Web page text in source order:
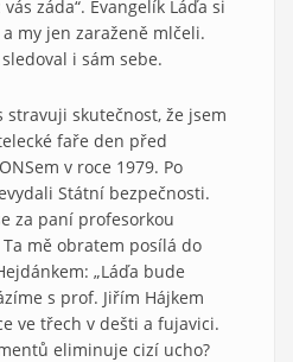
záda“. Evangelík Láďa si
my jen zaraženě mlčeli.
i sám sebe.
stravuji skutečnost, že jsem
faře den před
v roce 1979. Po
Státní bezpečnosti.
za paní profesorkou
mě obratem posílá do
„Láďa bude
s prof. Jiřím Hájkem
ve třech v dešti a fujavici.
eliminuje cizí ucho?